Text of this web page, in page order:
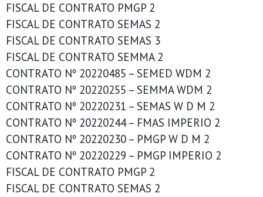
FISCAL DE CONTRATO PMGP 2
FISCAL DE CONTRATO SEMAS 2
FISCAL DE CONTRATO SEMAS 3
FISCAL DE CONTRATO SEMMA 2
CONTRATO Nº 20220485 – SEMED WDM 2
CONTRATO Nº 20220255 – SEMMA WDM 2
CONTRATO Nº 20220231 – SEMAS W D M 2
CONTRATO Nº 20220244 – FMAS IMPERIO 2
CONTRATO Nº 20220230 – PMGP W D M 2
CONTRATO Nº 20220229 – PMGP IMPERIO 2
FISCAL DE CONTRATO PMGP 2
FISCAL DE CONTRATO SEMAS 2